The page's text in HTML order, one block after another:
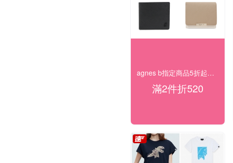
agnes b指定商品5折起！任2件再折520
滿2件折520